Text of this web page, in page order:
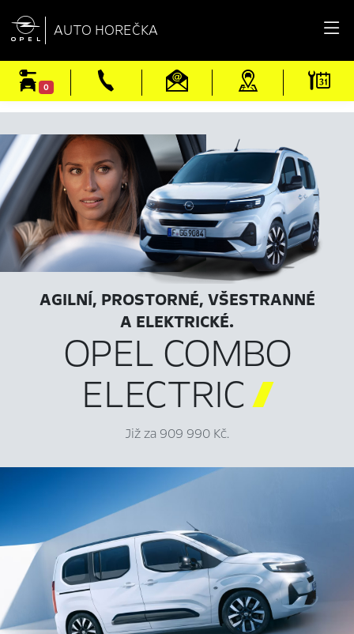
 AUTO HOREČKA
0
AGILNÍ, PROSTORNÉ, VŠESTRANNÉ
A ELEKTRICKÉ.
OPEL COMBO
ELECTRIC
Již za 909 990 Kč.